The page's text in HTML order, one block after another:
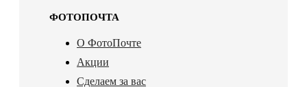
ФОТОПОЧТА
О ФотоПочте
Акции
Сделаем за вас